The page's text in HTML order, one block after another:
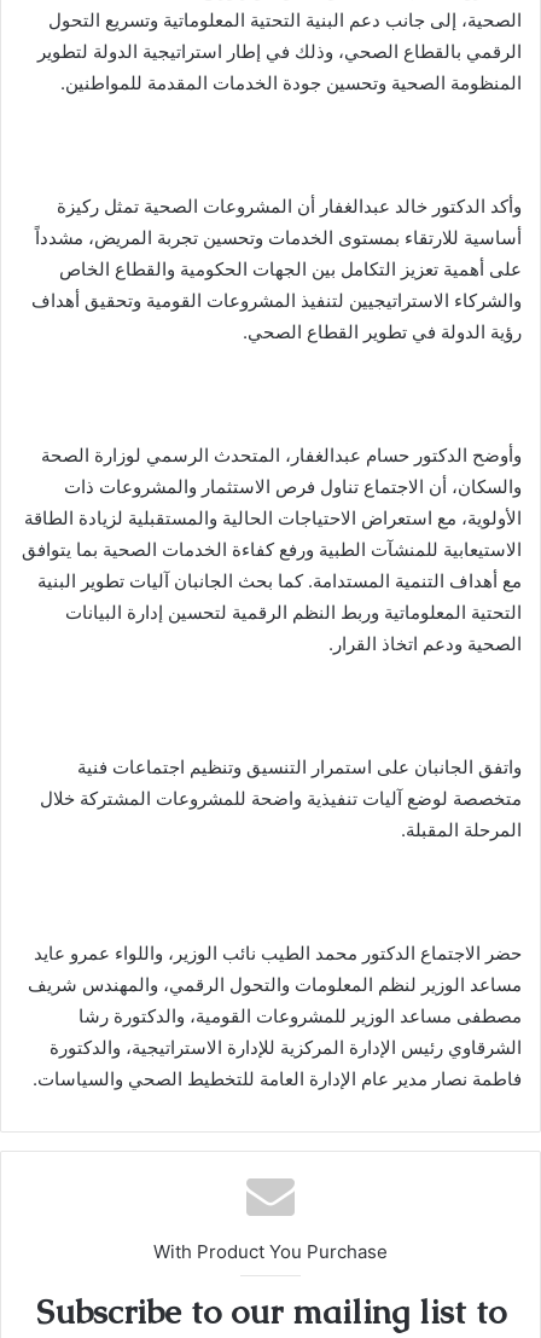
الصحية، إلى جانب دعم البنية التحتية المعلوماتية وتسريع التحول
الرقمي بالقطاع الصحي، وذلك في إطار استراتيجية الدولة لتطوير
المنظومة الصحية وتحسين جودة الخدمات المقدمة للمواطنين.
وأكد الدكتور خالد عبدالغفار أن المشروعات الصحية تمثل ركيزة
أساسية للارتقاء بمستوى الخدمات وتحسين تجربة المريض، مشدداً
على أهمية تعزيز التكامل بين الجهات الحكومية والقطاع الخاص
والشركاء الاستراتيجيين لتنفيذ المشروعات القومية وتحقيق أهداف
رؤية الدولة في تطوير القطاع الصحي.
وأوضح الدكتور حسام عبدالغفار، المتحدث الرسمي لوزارة الصحة
والسكان، أن الاجتماع تناول فرص الاستثمار والمشروعات ذات
الأولوية، مع استعراض الاحتياجات الحالية والمستقبلية لزيادة الطاقة
الاستيعابية للمنشآت الطبية ورفع كفاءة الخدمات الصحية بما يتوافق
مع أهداف التنمية المستدامة. كما بحث الجانبان آليات تطوير البنية
التحتية المعلوماتية وربط النظم الرقمية لتحسين إدارة البيانات
الصحية ودعم اتخاذ القرار.
واتفق الجانبان على استمرار التنسيق وتنظيم اجتماعات فنية
متخصصة لوضع آليات تنفيذية واضحة للمشروعات المشتركة خلال
المرحلة المقبلة.
حضر الاجتماع الدكتور محمد الطيب نائب الوزير، واللواء عمرو عايد
مساعد الوزير لنظم المعلومات والتحول الرقمي، والمهندس شريف
مصطفى مساعد الوزير للمشروعات القومية، والدكتورة رشا
الشرقاوي رئيس الإدارة المركزية للإدارة الاستراتيجية، والدكتورة
فاطمة نصار مدير عام الإدارة العامة للتخطيط الصحي والسياسات.
With Product You Purchase
Subscribe to our mailing list to